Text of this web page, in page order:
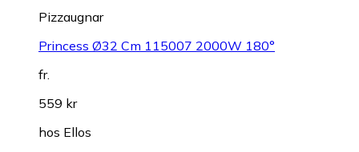
Pizzaugnar
Princess Ø32 Cm 115007 2000W 180°
fr.
559 kr
hos Ellos